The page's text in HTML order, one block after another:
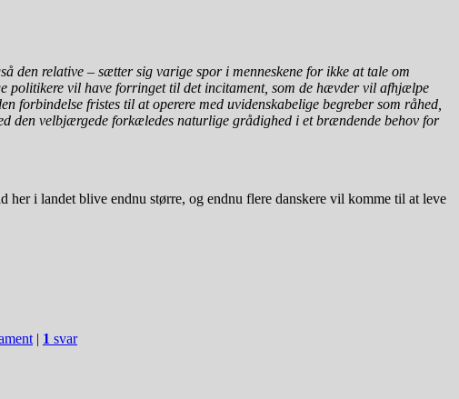
den relative – sætter sig varige spor i menneskene for ikke at tale om
politikere vil have forringet til det incitament, som de hævder vil afhjælpe
fristes til at operere med uvidenskabelige begreber som råhed,
den velbjærgede forkæledes naturlige grådighed i et brændende behov for
i landet blive endnu større, og endnu flere danskere vil komme til at leve
| 1 svar